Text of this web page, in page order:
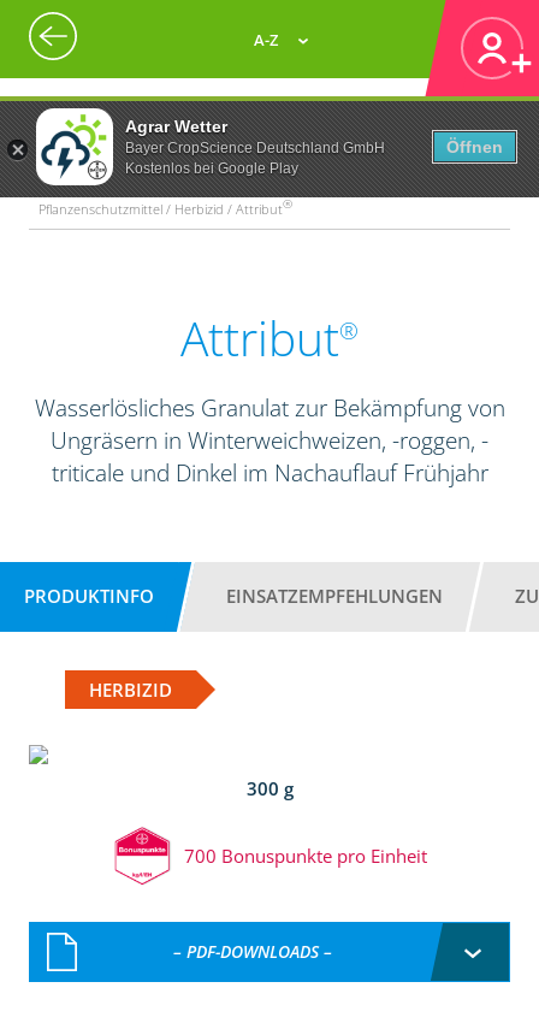
Agrar Wetter
Bayer CropScience Deutschland GmbH
Kostenlos bei Google Play
Öffnen
A-Z
Pflanzenschutzmittel / Herbizid / Attribut®
Attribut®
Wasserlösliches Granulat zur Bekämpfung von
Ungräsern in Winterweichweizen, -roggen, -
triticale und Dinkel im Nachauflauf Frühjahr
PRODUKTINFO EINSATZEMPFEHLUNGEN
HERBIZID
300 g
700 Bonuspunkte pro Einheit
– PDF-DOWNLOADS –